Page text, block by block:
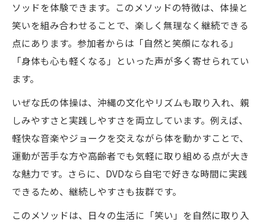
ソッドを体験できます。このメソッドの特徴は、体操と
笑いを組み合わせることで、楽しく無理なく継続できる
点にあります。参加者からは「自然と笑顔になれる」
「身体も心も軽くなる」といった声が多く寄せられてい
ます。
いぜな氏の体操は、沖縄の文化やリズムも取り入れ、親
しみやすさと実践しやすさを両立しています。例えば、
軽快な音楽やジョークを交えながら体を動かすことで、
運動が苦手な方や高齢者でも気軽に取り組める点が大き
な魅力です。さらに、DVDなら自宅で好きな時間に実践
できるため、継続しやすさも抜群です。
このメソッドは、日々の生活に「笑い」を自然に取り入